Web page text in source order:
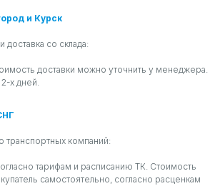
и Курск
со склада:
доставки можно уточнить у менеджера.
х дней.
компаний:
тарифам и расписанию ТК. Стоимость
самостоятельно, согласно расценкам